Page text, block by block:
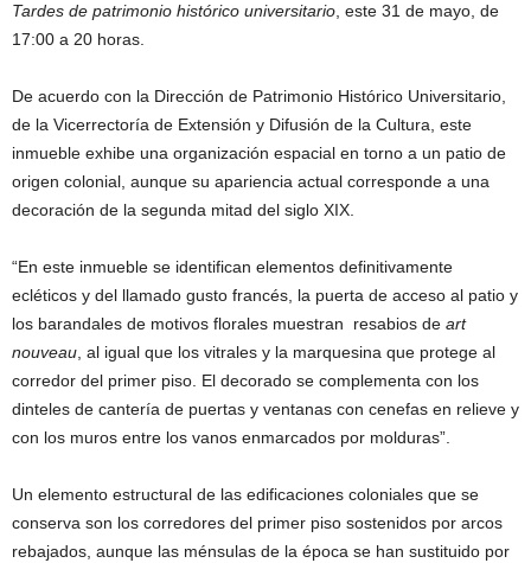
Tardes de patrimonio histórico universitario, este 31 de mayo, de
17:00 a 20 horas.
De acuerdo con la Dirección de Patrimonio Histórico Universitario,
de la Vicerrectoría de Extensión y Difusión de la Cultura, este
inmueble exhibe una organización espacial en torno a un patio de
origen colonial, aunque su apariencia actual corresponde a una
decoración de la segunda mitad del siglo XIX.
“En este inmueble se identifican elementos definitivamente
ecléticos y del llamado gusto francés, la puerta de acceso al patio y
los barandales de motivos florales muestran resabios de art
nouveau, al igual que los vitrales y la marquesina que protege al
corredor del primer piso. El decorado se complementa con los
dinteles de cantería de puertas y ventanas con cenefas en relieve y
con los muros entre los vanos enmarcados por molduras”.
Un elemento estructural de las edificaciones coloniales que se
conserva son los corredores del primer piso sostenidos por arcos
rebajados, aunque las ménsulas de la época se han sustituido por